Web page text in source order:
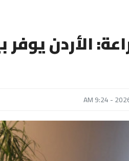
الأردن